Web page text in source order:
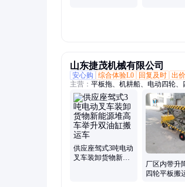
山东捷茂机械有限公司
安心购
综合体验L0 回复及时 出
主营： 平板拖、机耕船、电动四轮、
动、平板货运车、四轮电动车、电动
供应座驾式3吨电动
叉车装卸货物新能
厂区内带升
四轮平板搬